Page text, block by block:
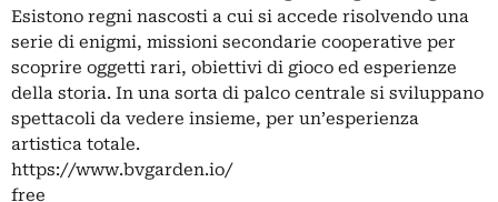
Esistono regni nascosti a cui si accede risolvendo una
serie di enigmi, missioni secondarie cooperative per
scoprire oggetti rari, obiettivi di gioco ed esperienze
della storia. In una sorta di palco centrale si sviluppano
spettacoli da vedere insieme, per un’esperienza
artistica totale.
https://www.bvgarden.io/
free